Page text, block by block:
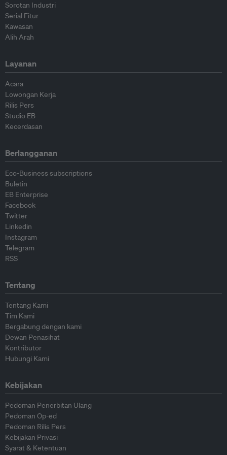
Sorotan Industri
Serial Fitur
Kawasan
Alih Arah
Layanan
Acara
Lowongan Kerja
Rilis Pers
Studio EB
Kecerdasan
Berlangganan
Eco-Business subscriptions
Buletin
EB Enterprise
Facebook
Twitter
Linkedin
Instagram
Telegram
RSS
Tentang
Tentang Kami
Tim Kami
Bergabung dengan kami
Dewan Penasihat
Kontributor
Hubungi Kami
Kebijakan
Pedoman Penerbitan Ulang
Pedoman Op-ed
Pedoman Rilis Pers
Kebijakan Privasi
Syarat & Ketentuan